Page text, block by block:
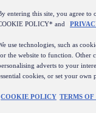
entering this site, you agree to
POLICY* and
use technologies, such as
the website to function. Other
adverts to your
cookies, or set your own
COOKIE POLICY TERMS OF